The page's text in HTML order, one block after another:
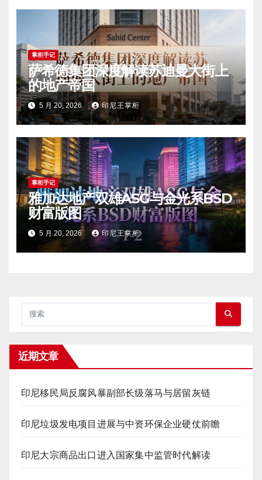
掌柜手记
萨希德集团深度解读苏迪曼大街上
的地产帝国
5 月 20, 2026 印尼王掌柜
掌柜手记
雅加达地产双雄ASG与金光系BSD
财富版图
5 月 20, 2026 印尼王掌柜
近期文章
印尼移民局反腐风暴副部长级落马与居留灰链
印尼垃圾发电项目进展与中资环保企业硬仗前瞻
印尼大宗商品出口进入国家集中监管时代解读